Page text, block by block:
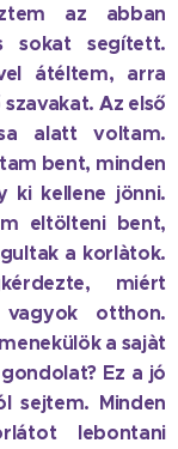
az abban
sokat segített.
átéltem, arra
Az első
alatt voltam.
bent, minden
ki kellene jönni.
eltölteni bent,
a korlàtok.
miért
otthon.
a sajàt
Ez a jó
sejtem. Minden
lebontani